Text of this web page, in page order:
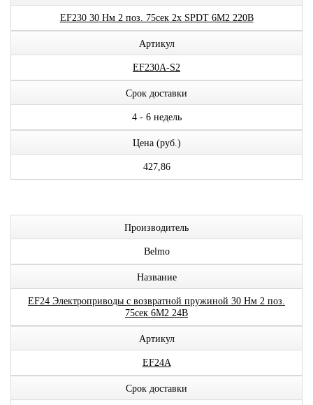
EF230 30 Нм 2 поз. 75сек 2x SPDT 6М2 220В
Артикул
EF230A-S2
Срок доставки
4 - 6 недель
Цена (руб.)
427,86
Производитель
Belmo
Название
EF24 Электроприводы с возвратной пружиной 30 Нм 2 поз.
75сек 6М2 24В
Артикул
EF24A
Срок доставки